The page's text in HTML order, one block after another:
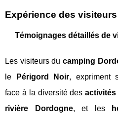
Expérience des
Témoignages détaillés de
Les visiteurs du camping
le
Périgord Noir, expriment
face à la diversité des
rivière Dordogne, et les